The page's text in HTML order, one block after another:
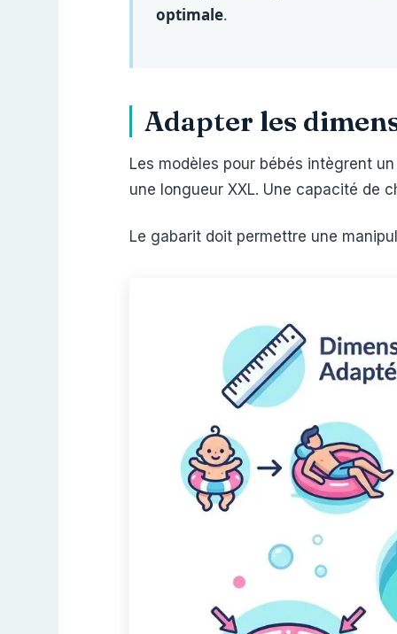
optimale.
Adapter les
Les modèles pour bébés intègrent
une longueur XXL. Une capacité de
Le gabarit doit permettre une